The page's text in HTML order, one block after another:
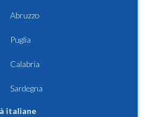
Abruzzo
Puglia
Calabria
Sardegna
italiane